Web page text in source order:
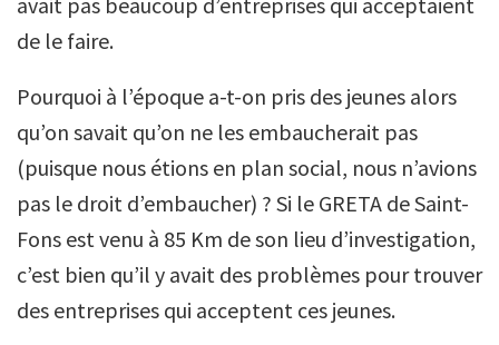
de le faire.
Pourquoi à l’époque a-t-on pris des jeunes alors
qu’on savait qu’on ne les embaucherait pas
(puisque nous étions en plan social, nous n’avions
pas le droit d’embaucher) ? Si le GRETA de Saint-
Fons est venu à 85 Km de son lieu d’investigation,
c’est bien qu’il y avait des problèmes pour trouver
des entreprises qui acceptent ces jeunes.